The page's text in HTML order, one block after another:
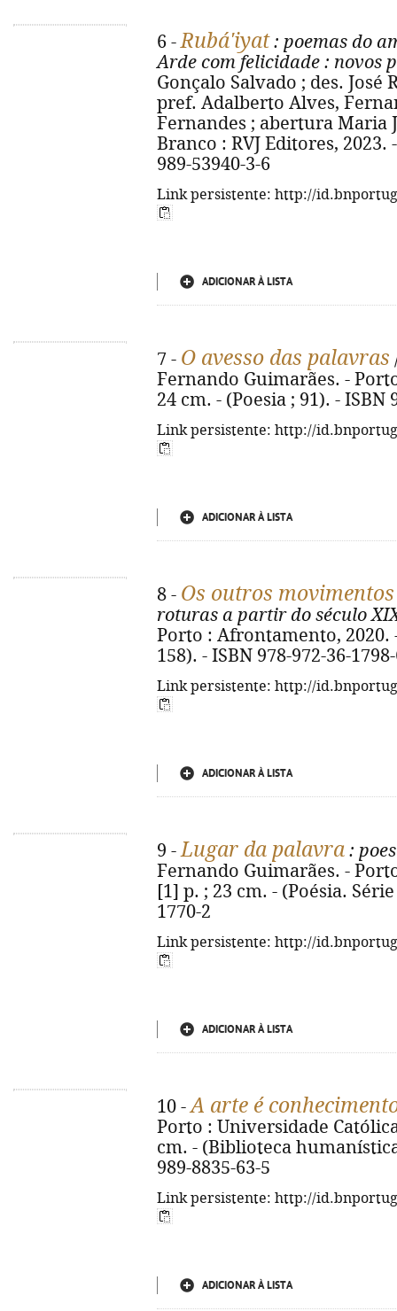
6 -Rubá'iyat: poemas do
Arde com felicidade : novos
Gonçalo Salvado ; des. José
pref. Adalberto Alves,
Fernandes ; abertura Maria
Branco : RVJ Editores, 2023.
989-53940-3-6
Link persistente: http://
ADICIONAR À LISTA
7 - O avesso das palavras
Fernando Guimarães. -
24 cm. - (Poesia ; 91). - ISBN
Link persistente: http://
ADICIONAR À LISTA
8 - Os outros
roturas a partir do século
Porto : Afrontamento, 2020.
158). - ISBN 978-972-36-
Link persistente: http://
ADICIONAR À LISTA
9 -Lugar da palavra :
Fernando Guimarães. -
[1] p. ; 23 cm. - (Poésia.
1770-2
Link persistente: http://
ADICIONAR À LISTA
10 -A arte é
Porto : Universidade
cm. - (Biblioteca
989-8835-63-5
Link persistente: http://
ADICIONAR À LISTA